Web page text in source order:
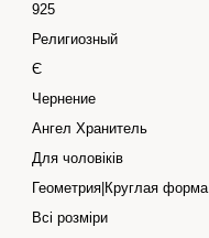
925
Религиозный
Є
Чернение
Ангел Хранитель
Для чоловіків
Геометрия|Круглая форма
Всі розміри